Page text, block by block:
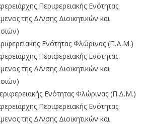
Περιφερειακής Ενότητας
της Δ/νσης Διοικητικών και
Ενότητας Φλώρινας (Π.Δ.Μ.)
Περιφερειακής Ενότητας
της Δ/νσης Διοικητικών και
Ενότητας Φλώρινας (Π.Δ.Μ.)
Περιφερειακής Ενότητας
της Δ/νσης Διοικητικών και